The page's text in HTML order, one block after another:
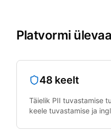
Platvormi
48 keelt
Täielik PII tuvastamise
keele tuvastamise ja